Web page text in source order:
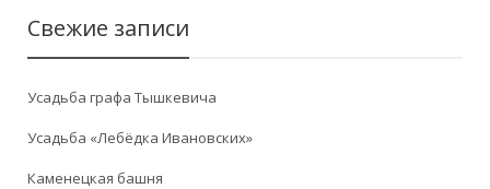
Свежие записи
Усадьба графа Тышкевича
Усадьба «Лебёдка Ивановских»
Каменецкая башня